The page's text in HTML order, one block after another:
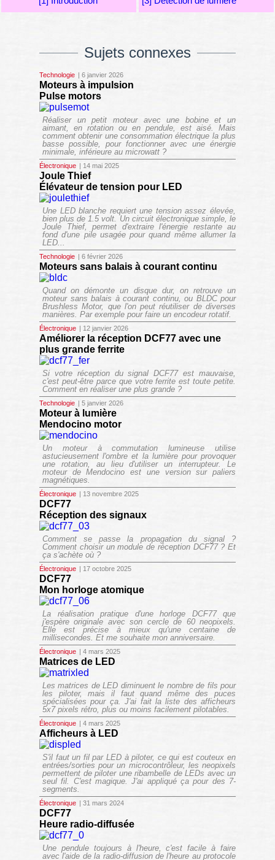
Sujets connexes
Technologie | 6 janvier 2026
Moteurs à impulsion
Pulse motors
Réaliser un petit moteur avec une bobine et un
aimant, en rotation ou en pendule, est aisé. Mais
comment obtenir une consommation électrique la plus
basse possible, pour fonctionner avec une énergie
minimale, inférieure au microwatt ?
Électronique | 14 mai 2025
Joule Thief
Élévateur de tension pour LED
Une LED blanche requiert une tension assez élevée,
bien plus de 1.5 volt. Un circuit électronique simple, le
Joule Thief, permet d'extraire l'énergie restante au
fond d'une pile usagée pour quand même allumer la
LED...
Technologie | 6 février 2026
Moteurs sans balais à courant continu
Quand on démonte un disque dur, on retrouve un
moteur sans balais à courant continu, ou BLDC pour
Brushless Motor, que l'on peut réutiliser de diverses
manières. Par exemple pour faire un encodeur rotatif.
Électronique | 12 janvier 2026
Améliorer la réception DCF77 avec une
plus grande ferrite
Si votre réception du signal DCF77 est mauvaise,
c'est peut-être parce que votre ferrite est toute petite.
Comment en réaliser une plus grande ?
Technologie | 5 janvier 2026
Moteur à lumière
Mendocino motor
Un moteur à commutation lumineuse utilise
astucieusement l'ombre et la lumière pour provoquer
une rotation, au lieu d'utiliser un interrupteur. Le
moteur de Mendocino est une version sur paliers
magnétiques.
Électronique | 13 novembre 2025
DCF77
Réception des signaux
Comment se passe la propagation du signal ?
Comment choisir un module de réception DCF77 ? Et
ça s'achète où ?
Électronique | 17 octobre 2025
DCF77
Mon horloge atomique
La réalisation pratique d'une horloge DCF77 que
j'espère originale avec son cercle de 60 neopixels.
Elle est précise à mieux qu'une centaine de
millisecondes. Et me souhaite mon anniversaire.
Électronique | 4 mars 2025
Matrices de LED
Les matrices de LED diminuent le nombre de fils pour
les piloter, mais il faut quand même des puces
spécialisées pour ça. J'ai fait la liste des afficheurs
5x7 pixels rétro, plus ou moins facilement pilotables.
Électronique | 4 mars 2025
Afficheurs à LED
S'il faut un fil par LED à piloter, ce qui est couteux en
entrées/sorties pour un microcontrôleur, les neopixels
permettent de piloter une ribambelle de LEDs avec un
seul fil. C'est magique. J'ai appliqué ça pour des 7-
segments.
Électronique | 31 mars 2024
DCF77
Heure radio-diffusée
Une pendule toujours à l'heure, c'est facile à faire
avec l'aide de la radio-diffusion de l'heure au protocole